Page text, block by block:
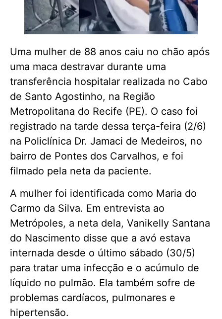
Uma mulher de 88 anos caiu no chão após
uma maca destravar durante uma
transferência hospitalar realizada no Cabo
de Santo Agostinho, na Região
Metropolitana do Recife (PE). O caso foi
registrado na tarde dessa terça-feira (2/6)
na Policlínica Dr. Jamaci de Medeiros, no
bairro de Pontes dos Carvalhos, e foi
filmado pela neta da paciente.
A mulher foi identificada como Maria do
Carmo da Silva. Em entrevista ao
Metrópoles, a neta dela, Vanikelly Santana
do Nascimento disse que a avó estava
internada desde o último sábado (30/5)
para tratar uma infecção e o acúmulo de
líquido no pulmão. Ela também sofre de
problemas cardíacos, pulmonares e
hipertensão.